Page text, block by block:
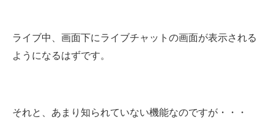
ライブ中、画面下にライブチャットの画面が表示される
ようになるはずです。
それと、あまり知られていない機能なのですが・・・